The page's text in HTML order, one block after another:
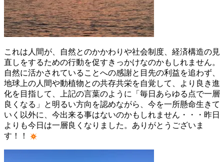
これは人間が、自然とのかかわりや社会制度、経済構造の見
直しをするための行動を促すきっかけなのかもしれません。
自然に活かされていることへの感謝と目先の利益を追わず、
地球上の人間や動植物との共存共栄を自覚して、より良き進
化を目指して、上記の言葉のように「毎日あらゆる点で一層
良くなる」と明るい方向を認めながら、今を一所懸命生きて
いく以外に、今出来る事はないのかもしれません・・・昨日
よりも今日は一層良くなりました。ありがとうございま
す！！